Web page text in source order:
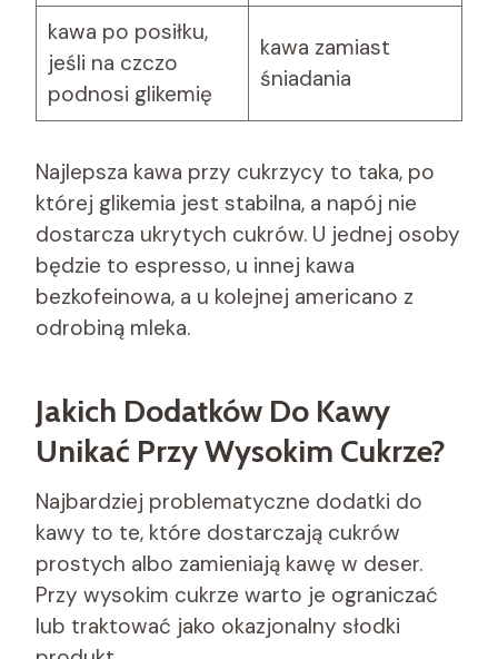
kawa po posiłku,
jeśli na czczo
podnosi glikemię
kawa zamiast
śniadania
Najlepsza kawa przy cukrzycy to taka, po
której glikemia jest stabilna, a napój nie
dostarcza ukrytych cukrów. U jednej osoby
będzie to espresso, u innej kawa
bezkofeinowa, a u kolejnej americano z
odrobiną mleka.
Jakich Dodatków Do Kawy
Unikać Przy Wysokim Cukrze?
Najbardziej problematyczne dodatki do
kawy to te, które dostarczają cukrów
prostych albo zamieniają kawę w deser.
Przy wysokim cukrze warto je ograniczać
lub traktować jako okazjonalny słodki